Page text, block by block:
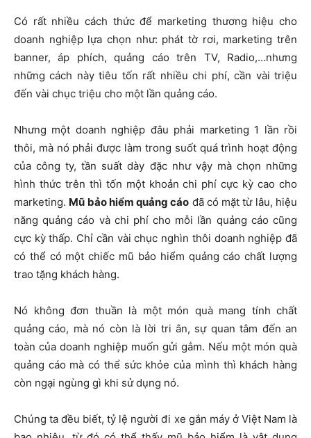
Có rất nhiều cách thức để marketing thương hiệu cho
doanh nghiệp lựa chọn như: phát tờ rơi, marketing trên
banner, áp phích, quảng cáo trên TV, Radio,…nhưng
những cách này tiêu tốn rất nhiều chi phí, cần vài triệu
đến vài chục triệu cho một lần quảng cáo.
Nhưng một doanh nghiệp đâu phải marketing 1 lần rồi
thôi, mà nó phải được làm trong suốt quá trình hoạt động
của công ty, tần suất dày đặc như vậy mà chọn những
hình thức trên thì tốn một khoản chi phí cực kỳ cao cho
marketing. Mũ bảo hiểm quảng cáo đã có mặt từ lâu, hiệu
năng quảng cáo và chi phí cho mỗi lần quảng cáo cũng
cực kỳ thấp. Chỉ cần vài chục nghìn thôi doanh nghiệp đã
có thể có một chiếc mũ bảo hiểm quảng cáo chất lượng
trao tặng khách hàng.
Nó không đơn thuần là một món quà mang tính chất
quảng cáo, mà nó còn là lời tri ân, sự quan tâm đến an
toàn của doanh nghiệp muốn gửi gắm. Nếu một món quà
quảng cáo mà có thể sức khỏe của mình thì khách hàng
còn ngại ngùng gì khi sử dụng nó.
Chúng ta đều biết, tỷ lệ người đi xe gắn máy ở Việt Nam là